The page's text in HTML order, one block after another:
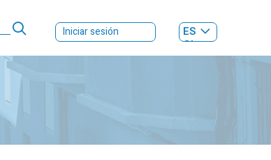
Iniciar sesión
ES
GL